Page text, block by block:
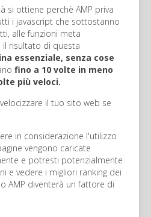
si ottiene perchè AMP priva
i javascript che sottostanno
alle funzioni meta
risultato di questa
essenziale, senza cose
fino a 10 volte in meno
più veloci.
il tuo sito web se
in considerazione l'utilizzo
vengono caricate
e potresti potenzialmente
e vedere i migliori ranking dei
AMP diventerà un fattore di